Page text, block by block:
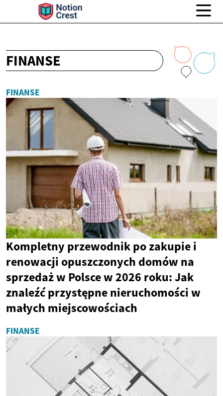
FINANSE
FINANSE
Kompletny przewodnik po zakupie i
renowacji opuszczonych domów na
sprzedaż w Polsce w 2026 roku: Jak
znaleźć przystępne nieruchomości w
małych miejscowościach
FINANSE